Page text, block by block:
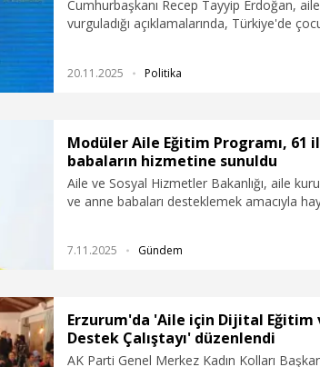
iyilik yaptıklarını düşünerek
çocuklarının zorba
Cumhurbaşkanı Recep Tayyip Erdoğan,
vurguladığı açıklamalarında, Türkiye'de
nüfusun arttığını ancak nüfus artış hızının
zilleri hem de çok yüksek sesle çalıyor" dedi.
20.11.2025 Politika
Modüler Aile Eğitim Programı, 61
babaların hizmetine sunuldu
Aile ve Sosyal Hizmetler Bakanlığı, aile
ve anne babaları desteklemek amacıyla
sundu.
7.11.2025 Gündem
Erzurum'da 'Aile için Dijital Eğitim
Destek Çalıştayı' düzenlendi
AK Parti Genel Merkez Kadın Kolları